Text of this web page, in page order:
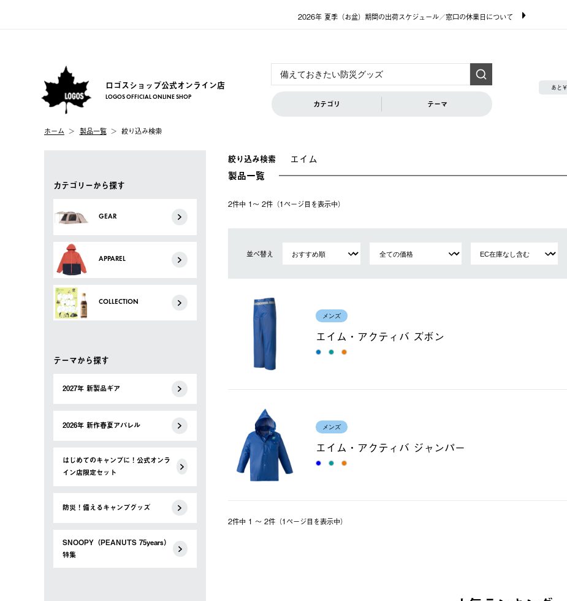
2026年 夏季（お盆）期間の出荷スケジュール／窓口の休業日について
ロゴスショップ公式オンライン店
LOGOS OFFICIAL ONLINE SHOP
カテゴリ テーマ
あと
ホーム 製品一覧 絞り込み検索
カテゴリーから探す
GEAR
APPAREL
COLLECTION
テーマから探す
2027年 新製品ギア
2026年 新作春夏アパレル
はじめてのキャンプに！公式オンラ
イン店限定セット
防災！備えるキャンプグッズ
SNOOPY（PEANUTS 75years）
特集
絞り込み検索 エイム
製品一覧
2件中 1〜 2件（1ページ⽬を表⽰中）
並べ替え
メンズ
エイム・アクティバ ズボン
メンズ
エイム・アクティバ ジャンパー
2件中 1 〜 2件（1ページ⽬を表⽰中）